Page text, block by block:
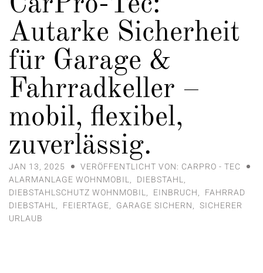
Autarke Sicherheit
für Garage &
Fahrradkeller –
mobil, flexibel,
zuverlässig.
JAN 13, 2025
VERÖFFENTLICHT VON: CARPRO - TEC
ALARMANLAGE WOHNMOBIL
DIEBSTAHL
DIEBSTAHLSCHUTZ WOHNMOBIL
EINBRUCH
FAHRRAD
DIEBSTAHL
FEIERTAGE GARAGE SICHERN
SICHERER
URLAUB